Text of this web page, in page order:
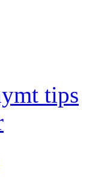
tips